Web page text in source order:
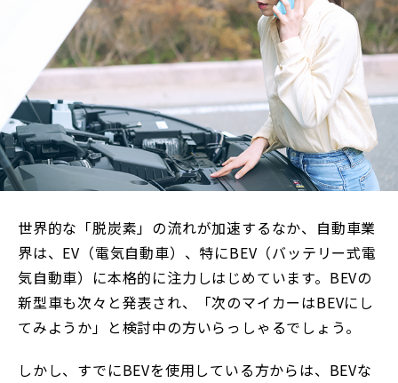
世界的な「脱炭素」の流れが加速するなか、自動車業
界は、EV（電気自動車）、特にBEV（バッテリー式電
気自動車）に本格的に注力しはじめています。BEVの
新型車も次々と発表され、「次のマイカーはBEVにし
てみようか」と検討中の方いらっしゃるでしょう。
しかし、すでにBEVを使用している方からは、BEVな